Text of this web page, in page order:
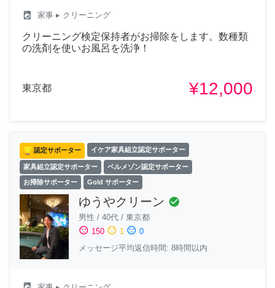
local_laundry_service 家事 ▸ クリーニング
クリーニング検定保持者がお掃除をします。数種類
の洗剤を使いお風呂を洗浄！
東京都 ¥12,000
認定サポーター イケア家具組立認定サポーター
家具組立認定サポーター ベルメゾン認定サポーター
お掃除サポーター Gold サポーター
ゆうやクリーン check_circle
男性 / 40代 / 東京都
sentiment_satisfied 150 sentiment_neutral 1 sentiment_dissatisfied 0
メッセージ平均返信時間: 8時間以内